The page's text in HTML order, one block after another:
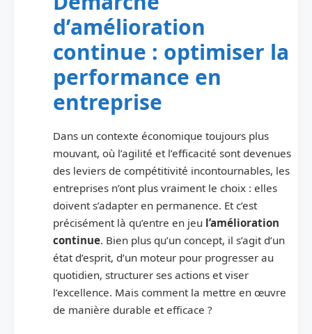
d’amélioration
continue : optimiser la
performance en
entreprise
Dans un contexte économique toujours plus
mouvant, où l’agilité et l’efficacité sont devenues
des leviers de compétitivité incontournables, les
entreprises n’ont plus vraiment le choix : elles
doivent s’adapter en permanence. Et c’est
précisément là qu’entre en jeu l’amélioration
continue. Bien plus qu’un concept, il s’agit d’un
état d’esprit, d’un moteur pour progresser au
quotidien, structurer ses actions et viser
l’excellence. Mais comment la mettre en œuvre
de manière durable et efficace ?